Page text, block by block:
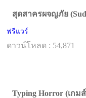
สุดสาครผจญภัย
ฟรีแวร์
ดาวน์โหลด : 54,871
Typing Horror (เก